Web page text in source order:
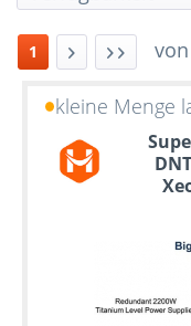
1 von
zu
6
Gebrauchte
kleine Menge